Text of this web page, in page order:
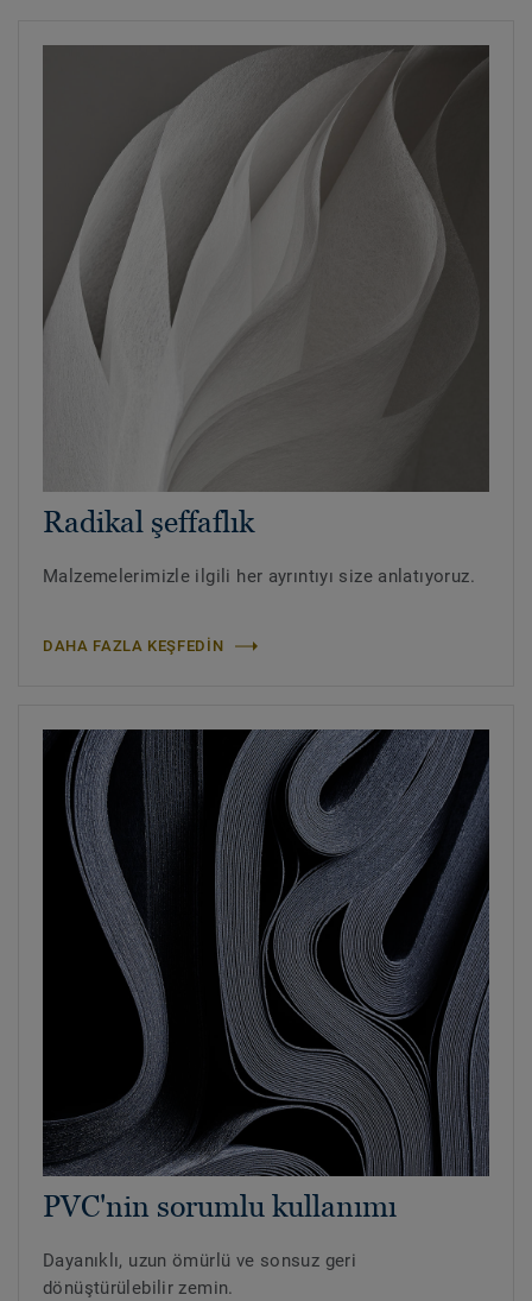
Radikal şeffaflık
Malzemelerimizle ilgili her ayrıntıyı size anlatıyoruz.
DAHA FAZLA KEŞFEDIN
PVC'nin sorumlu kullanımı
Dayanıklı, uzun ömürlü ve sonsuz geri
dönüştürülebilir zemin.